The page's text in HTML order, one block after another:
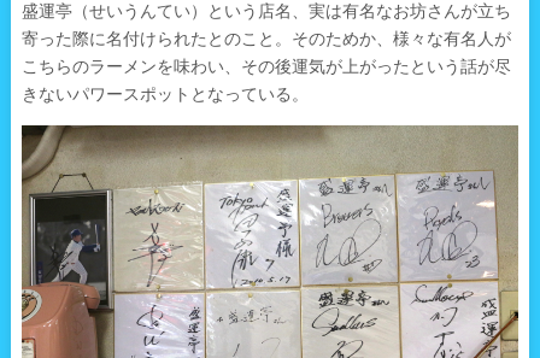
盛運亭（せいうんてい）という店名、実は有名なお坊さんが立ち
寄った際に名付けられたとのこと。そのためか、様々な有名人が
こちらのラーメンを味わい、その後運気が上がったという話が尽
きないパワースポットとなっている。